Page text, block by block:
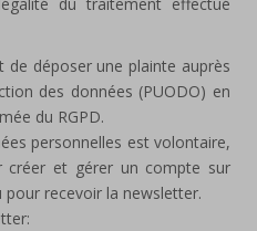
de déposer une plainte auprès
des données (PUODO) en
du RGPD.
personnelles est volontaire,
créer et gérer un compte sur
pour recevoir la newsletter.